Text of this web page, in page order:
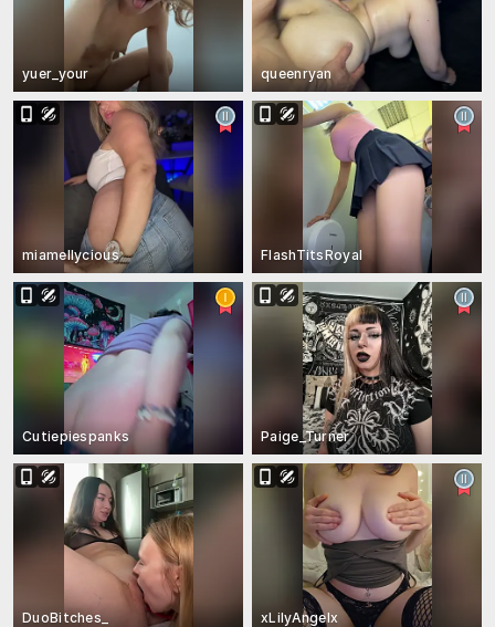
yuer_your queenryan
miamellycious FlashTitsRoyal
Cutiepiespanks Paige_Turner
DuoBitches_ xLilyAngelx